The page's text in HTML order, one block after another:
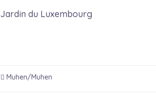
Jardin du Luxembourg
Muhen/Muhen